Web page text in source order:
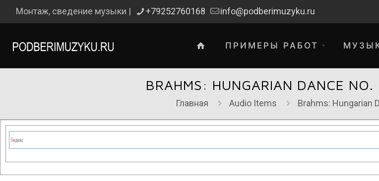
Монтаж, сведение музыки | +79252760168 info@podberimuzyku.ru
ПРИМЕРЫ РАБОТ
BRAHMS: HUNGARIAN DANCE NO.
Главная Audio Items Brahms: Hungarian